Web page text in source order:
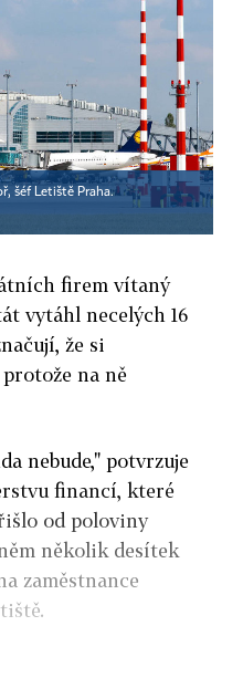
šéf Letiště Praha.
firem vítaný
vytáhl necelých 16
že si
na ně
nebude," potvrzuje
financí, které
od poloviny
několik desítek
zaměstnance